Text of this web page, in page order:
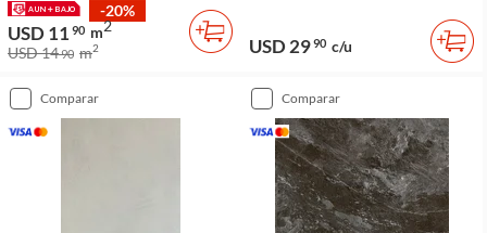
-20%
USD 11 90 m2
USD 1490 m2 USD 2990 c/u
comparar comparar